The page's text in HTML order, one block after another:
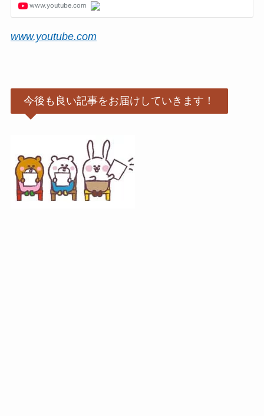
www.youtube.com
今後も良い記事をお届けしていきます！